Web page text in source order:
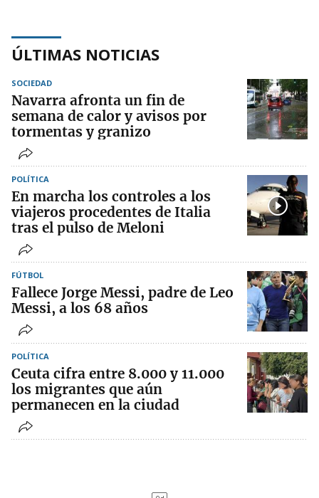
ÚLTIMAS NOTICIAS
SOCIEDAD
Navarra afronta un fin de
semana de calor y avisos por
tormentas y granizo
POLÍTICA
En marcha los controles a los
viajeros procedentes de Italia
tras el pulso de Meloni
FÚTBOL
Fallece Jorge Messi, padre de Leo
Messi, a los 68 años
POLÍTICA
Ceuta cifra entre 8.000 y 11.000
los migrantes que aún
permanecen en la ciudad